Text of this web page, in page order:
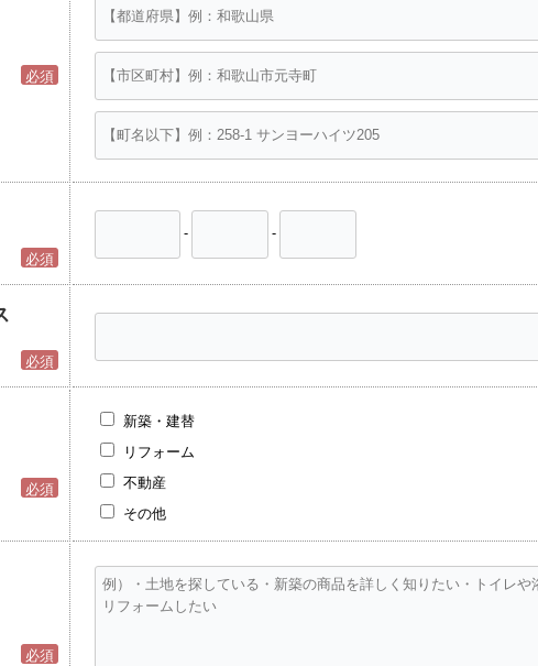
スタッフブログ
コラム
調査ご依頼
必須
必須
- -
必須
必須
新築・建替
リフォーム
不動産
その他
必須